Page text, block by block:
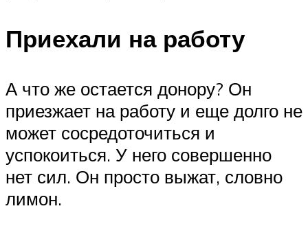
Приехали на работу
А что же остается донору? Он
приезжает на работу и еще долго не
может сосредоточиться и
успокоиться. У него совершенно
нет сил. Он просто выжат, словно
лимон.